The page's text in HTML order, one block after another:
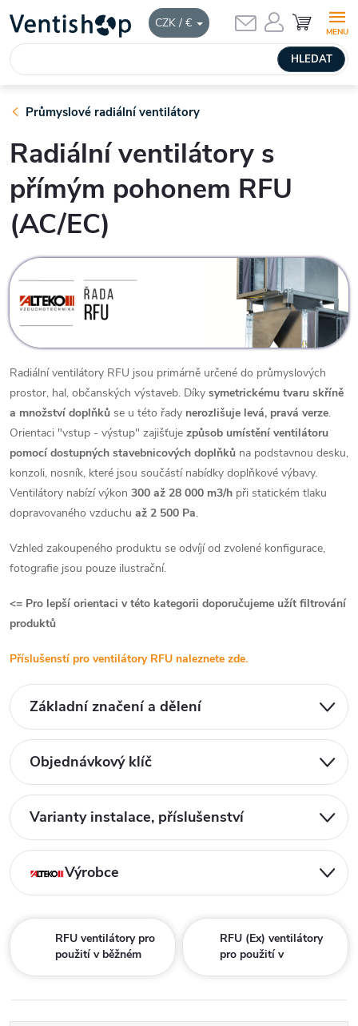
CZK / €
obsah
HLEDAT
NÁKUPNÍ
KOŠÍK
Průmyslové radiální ventilátory
Radiální ventilátory s
přímým pohonem RFU
(AC/EC)
Radiální ventilátory RFU jsou primárně určené do průmyslových
prostor, hal, občanských výstaveb. Díky symetrickému tvaru skříně
a množství doplňků se u této řady nerozlišuje levá, pravá verze.
Orientaci "vstup - výstup" zajišťuje způsob umístění ventilátoru
pomocí dostupných stavebnicových doplňků na podstavnou desku,
konzoli, nosník, které jsou součástí nabídky doplňkové výbavy.
Ventilátory nabízí výkon 300 až 28 000 m3/h při statickém tlaku
dopravovaného vzduchu až 2 500 Pa.
Vzhled zakoupeného produktu se odvíjí od zvolené konfigurace,
fotografie jsou pouze ilustrační.
<= Pro lepší orientaci v této kategorii doporučujeme užít filtrování
produktů
Příslušenstí pro ventilátory RFU naleznete zde.
Základní značení a dělení
Objednávkový klíč
Varianty instalace, příslušenství
Výrobce
RFU ventilátory pro
použití v běžném
RFU (Ex) ventilátory
pro použití v